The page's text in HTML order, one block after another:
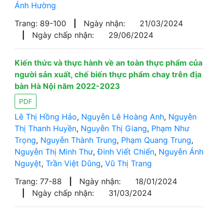
Ánh Hường
Trang: 89-100
Ngày nhận:
21/03/2024
Ngày chấp nhận: 29/06/2024
Kiến thức và thực hành về an toàn thực phẩm của
người sản xuất, chế biến thực phẩm chay trên địa
bàn Hà Nội năm 2022-2023
PDF
Lê Thị Hồng Hảo, Nguyễn Lê Hoàng Anh, Nguyễn
Thị Thanh Huyền, Nguyễn Thị Giang, Phạm Như
Trọng, Nguyễn Thành Trung, Phạm Quang Trung,
Nguyễn Thị Minh Thư,Đinh Viết Chiến, Nguyễn Ánh
Nguyệt, Trần Việt Dũng, Vũ Thị Trang
Trang: 77-88
Ngày nhận:
18/01/2024
Ngày chấp nhận: 31/03/2024